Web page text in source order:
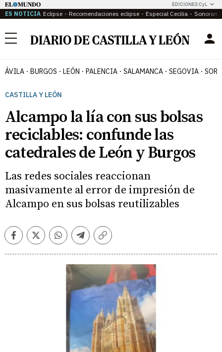
EDICIONES CyL
ES NOTICIA Eclipse Recomendaciones eclipse Especial Cecilia
Menú
ÁVILA BURGOS LEÓN PALENCIA SALAMANCA SEGOVIA
CASTILLA Y LEÓN
Alcampo la lía con sus bolsas
reciclables: confunde las
catedrales de León y Burgos
Las redes sociales reaccionan
masivamente al error de impresión de
Alcampo en sus bolsas reutilizables
FacebookTwitterWhatsappTelegramCopiar